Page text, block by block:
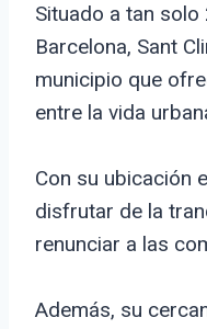
Situado a tan
Barcelona, Sant
municipio que
entre la vida
Con su ubicación
disfrutar de la
renunciar a las
Además, su